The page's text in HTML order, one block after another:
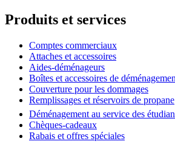
Produits et services
Comptes commerciaux
Attaches et accessoires
Aides-déménageurs
Boîtes et accessoires de
Couverture pour les dommages
Remplissages et réservoirs de propane
Déménagement au service des
Chèques-cadeaux
Rabais et offres spéciales